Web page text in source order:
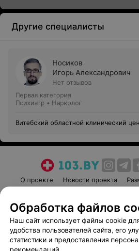
Другие специалисты
Носиков
Игорь Александрович
Нет отзывов
Первая категория
Психиатр • Нарколог
Витебский областной клинический
О проекте Новости проекта
Пользовательское соглашение
Вакансии
Написать руководителю
Обработка файлов
Наш сайт использует файлы cookie
удобства пользователей сайта, его
статистики и предоставления
рекомендаций.